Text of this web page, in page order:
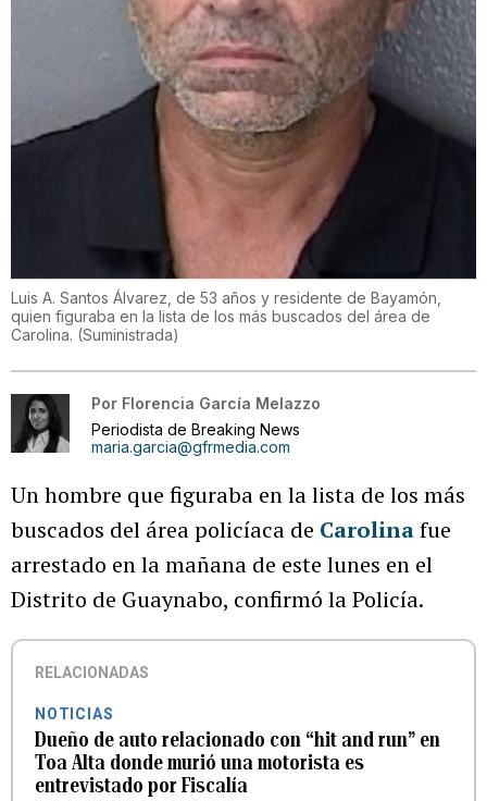
Luis A. Santos Álvarez, de 53 años y residente de Bayamón,
quien figuraba en la lista de los más buscados del área de
Carolina. (Suministrada)
Por Florencia García Melazzo
Periodista de Breaking News
maria.garcia@gfrmedia.com
Un hombre que figuraba en la lista de los más
buscados del área policíaca de Carolinafue
arrestado en la mañana de este lunes en el
Distrito de Guaynabo, confirmó la Policía.
RELACIONADAS
NOTICIAS
Dueño de auto relacionado con “hit and run” en
Toa Alta donde murió una motorista es
entrevistado por Fiscalía